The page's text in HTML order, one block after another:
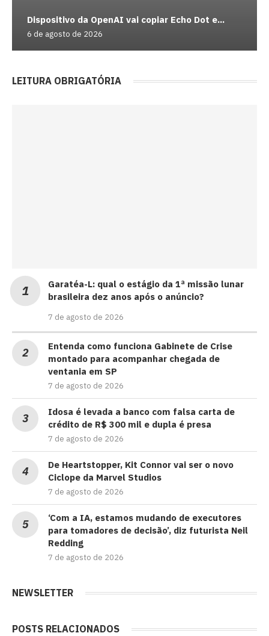
Dispositivo da OpenAI vai copiar Echo Dot e...
6 de agosto de 2026
LEITURA OBRIGATÓRIA
Garatéa-L: qual o estágio da 1ª missão lunar
brasileira dez anos após o anúncio?
7 de agosto de 2026
Entenda como funciona Gabinete de Crise
montado para acompanhar chegada de
ventania em SP
7 de agosto de 2026
Idosa é levada a banco com falsa carta de
crédito de R$ 300 mil e dupla é presa
7 de agosto de 2026
De Heartstopper, Kit Connor vai ser o novo
Ciclope da Marvel Studios
7 de agosto de 2026
‘Com a IA, estamos mudando de executores
para tomadores de decisão’, diz futurista Neil
Redding
7 de agosto de 2026
NEWSLETTER
POSTS RELACIONADOS